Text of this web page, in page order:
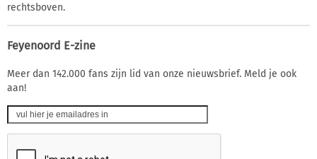
rechtsboven.
Feyenoord E-zine
Meer dan 142.000 fans zijn lid van onze nieuwsbrief. Meld je ook
aan!